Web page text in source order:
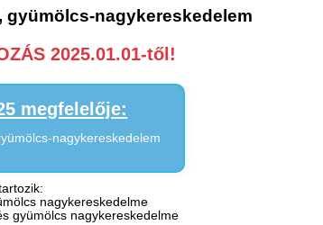
gyümölcs-nagykereskedelem
2025.01.01-től!
megfelelője:
nagykereskedelem
nagykereskedelme
gyümölcs nagykereskedelme